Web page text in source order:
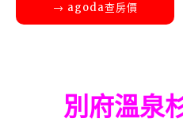
→ agoda查房價
別府溫泉